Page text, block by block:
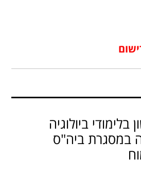
בלימודי ביולוגיה
במסגרת ביה"ס